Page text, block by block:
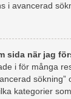
i avancerad
sida när jag
i för många
kategorier